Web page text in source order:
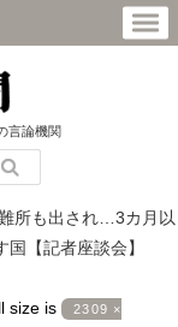
言論機関
所も出され…3カ月以
【記者座談会】
size is 2309 ×